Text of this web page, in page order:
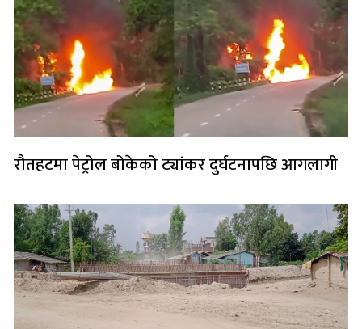
रौतहटमा पेट्रोल बोकेको ट्यांकर दुर्घटनापछि आगलागी